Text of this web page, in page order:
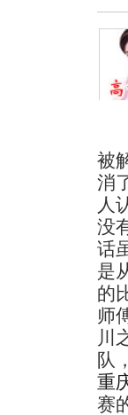
被
消
人
没
话
是
的
师
川
队
重
赛